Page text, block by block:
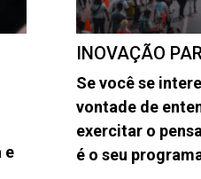
e
INOVAÇÃO
Se você se
vontade de
exercitar o
é o seu